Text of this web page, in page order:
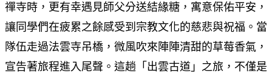
禪寺時，更有幸遇見師父分送結緣糖，寓意保佑平安，
讓同學們在疲累之餘感受到宗教文化的慈悲與祝福。當
隊伍走過法雲寺吊橋，微風吹來陣陣清甜的草莓香氣，
宣告著旅程進入尾聲。這趟「出雲古道」之旅，不僅是